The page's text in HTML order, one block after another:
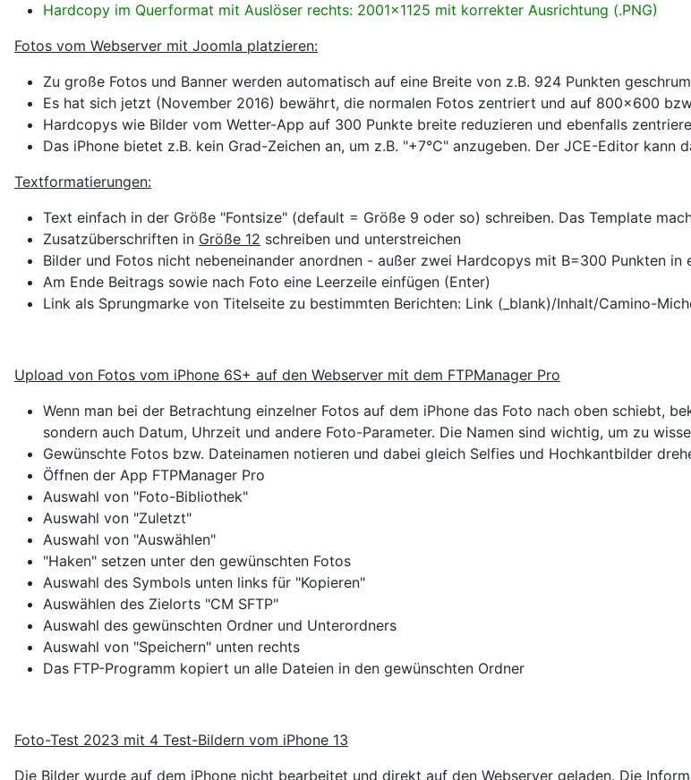
Hardcopy im Querformat mit Auslöser rechts: 2001x1125 mit korrekter Ausrichtung (.PNG)
Fotos vom Webserver mit Joomla platzieren:
Zu große Fotos und Banner werden automatisch auf eine Breite von z.B. 924 Punkten
Es hat sich jetzt (November 2016) bewährt, die normalen Fotos zentriert und auf 800x600
Hardcopys wie Bilder vom Wetter-App auf 300 Punkte breite reduzieren und ebenfalls
Das iPhone bietet z.B. kein Grad-Zeichen an, um z.B. "+7°C" anzugeben. Der JCE-Editor
Textformatierungen:
Text einfach in der Größe "Fontsize" (default = Größe 9 oder so) schreiben. Das Template
Zusatzüberschriften in Größe 12 schreiben und unterstreichen
Bilder und Fotos nicht nebeneinander anordnen - außer zwei Hardcopys mit B=300 Punkten in
Am Ende Beitrags sowie nach Foto eine Leerzeile einfügen (Enter)
Link als Sprungmarke von Titelseite zu bestimmten Berichten: Link (_blank)/Inhalt/Camino-
Upload von Fotos vom iPhone 6S+ auf den Webserver mit dem FTPManager Pro
Wenn man bei der Betrachtung einzelner Fotos auf dem iPhone das Foto nach oben schiebt,
sondern auch Datum, Uhrzeit und andere Foto-Parameter. Die Namen sind wichtig, um zu
Gewünschte Fotos bzw. Dateinamen notieren und dabei gleich Selfies und Hochkantbilder
Öffnen der App FTPManager Pro
Auswahl von "Foto-Bibliothek"
Auswahl von "Zuletzt"
Auswahl von "Auswählen"
"Haken" setzen unter den gewünschten Fotos
Auswahl des Symbols unten links für "Kopieren"
Auswählen des Zielorts "CM SFTP"
Auswahl des gewünschten Ordner und Unterordners
Auswahl von "Speichern" unten rechts
Das FTP-Programm kopiert un alle Dateien in den gewünschten Ordner
Foto-Test 2023 mit 4 Test-Bildern vom iPhone 13
Die Bilder wurde auf dem iPhone nicht bearbeitet und direkt auf den Webserver geladen. Die